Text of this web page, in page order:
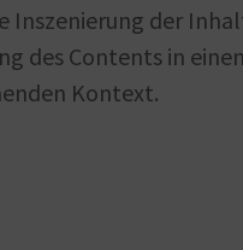
Inszenierung der
des Contents in
Kontext.